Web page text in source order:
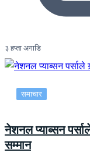
३ हप्ता अगाडि
समाचार
नेशनल प्याब्सन
सम्मान